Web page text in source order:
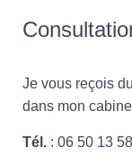
Je vous reçois
dans mon
Tél. : 06 50 13